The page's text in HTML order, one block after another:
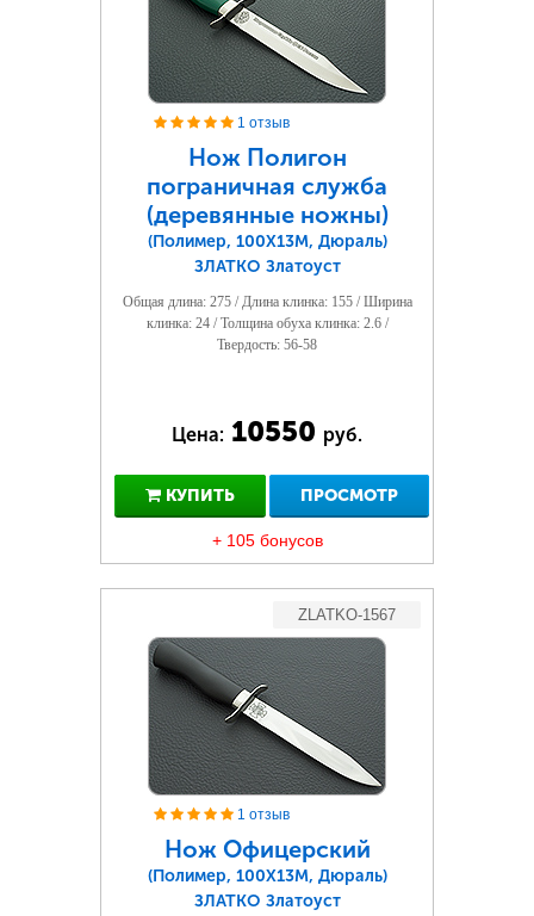
1 отзыв
Нож Полигон
пограничная служба
(деревянные ножны)
(Полимер, 100Х13М, Дюраль)
ЗЛАТКО Златоуст
Общая длина: 275 / Длина клинка: 155 / Ширина
клинка: 24 / Толщина обуха клинка: 2.6 /
Твердость: 56-58
Цена: 10550 руб.
КУПИТЬ ПРОСМОТР
+ 105 бонусов
ZLATKO-1567
1 отзыв
Нож Офицерский
(Полимер, 100Х13М, Дюраль)
ЗЛАТКО Златоуст